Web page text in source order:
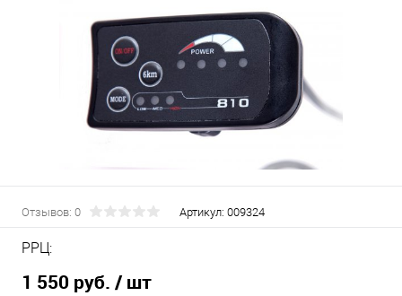
Отзывов: 0 Артикул: 009324
РРЦ:
1 550 руб. / шт